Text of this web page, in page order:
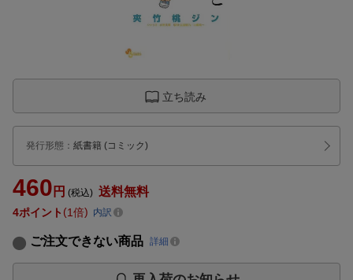
立ち読み
発行形態 ： 紙書籍 (コミック)
460 円 (税込) 送料無料
4ポイント 1倍 内訳
ご注文できない商品 詳細